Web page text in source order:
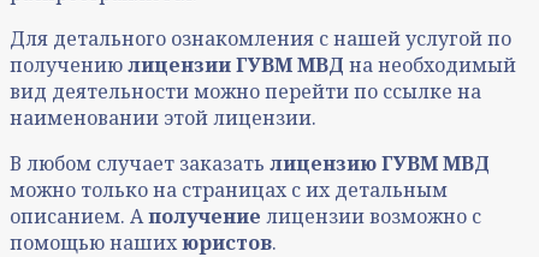
Для детального ознакомления с нашей услугой по
получениюлицензии ГУВМ МВД на необходимый
вид деятельности можно перейти по ссылке на
наименовании этой лицензии.
В любом случает заказать лицензию ГУВМ МВД
можно только на страницах с их детальным
описанием. Аполучение лицензии возможно с
помощью нашихюристов.